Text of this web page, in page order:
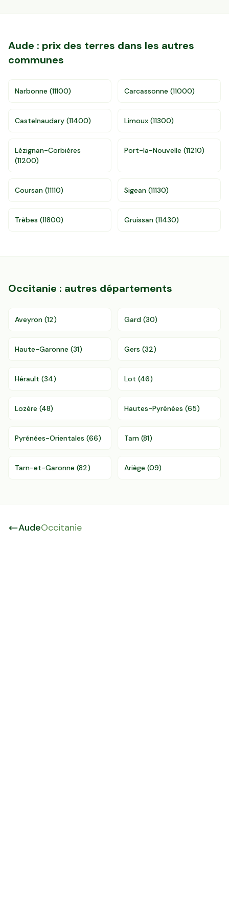
Aude : prix des terres dans les autres
communes
Narbonne (11100) Carcassonne (11000)
Castelnaudary (11400) Limoux (11300)
Lézignan-Corbières
(11200)
Port-la-Nouvelle (11210)
Coursan (11110) Sigean (11130)
Trèbes (11800) Gruissan (11430)
Occitanie : autres départements
Aveyron (12) Gard (30)
Haute-Garonne (31) Gers (32)
Hérault (34) Lot (46)
Lozère (48) Hautes-Pyrénées (65)
Pyrénées-Orientales (66) Tarn (81)
Tarn-et-Garonne (82) Ariège (09)
AudeOccitanie